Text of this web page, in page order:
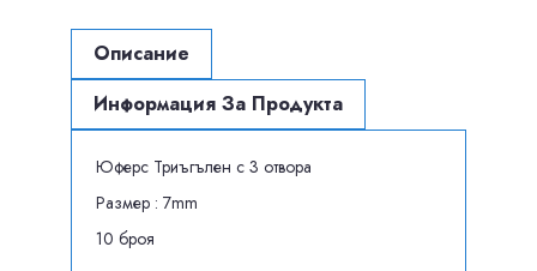
Описание
Информация За Продукта
Юферс Триъгълен с 3 отвора
Размер : 7mm
10 броя